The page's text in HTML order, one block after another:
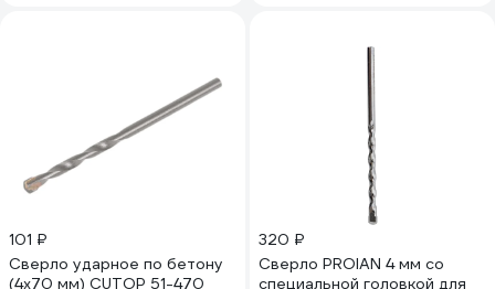
101 ₽
Сверло ударное по бетону
(4x70 мм) CUTOP 51-470
320 ₽
Сверло PROIAN 4 мм со
специальной головкой для